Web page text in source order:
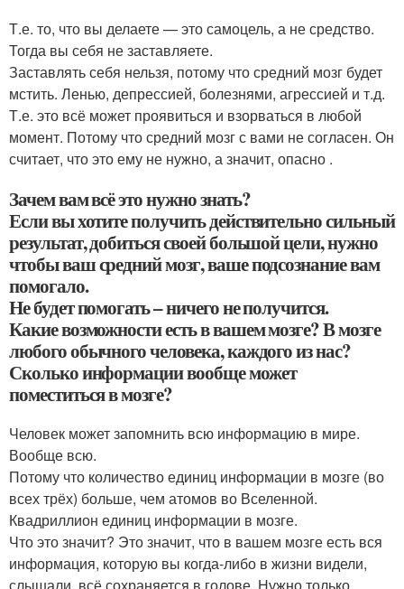
Т.е. то, что вы делаете — это самоцель, а не средство.
Тогда вы себя не заставляете.
Заставлять себя нельзя, потому что средний мозг будет
мстить. Ленью, депрессией, болезнями, агрессией и т.д.
Т.е. это всё может проявиться и взорваться в любой
момент. Потому что средний мозг с вами не согласен. Он
считает, что это ему не нужно, а значит, опасно .
Зачем вам всё это нужно знать?
Если вы хотите получить действительно сильный
результат, добиться своей большой цели, нужно
чтобы ваш средний мозг, ваше подсознание вам
помогало.
Не будет помогать – ничего не получится.
Какие возможности есть в вашем мозге? В мозге
любого обычного человека, каждого из нас?
Сколько информации вообще может
поместиться в мозге?
Человек может запомнить всю информацию в мире.
Вообще всю.
Потому что количество единиц информации в мозге (во
всех трёх) больше, чем атомов во Вселенной.
Квадриллион единиц информации в мозге.
Что это значит? Это значит, что в вашем мозге есть вся
информация, которую вы когда-либо в жизни видели,
слышали, всё сохраняется в голове. Нужно только